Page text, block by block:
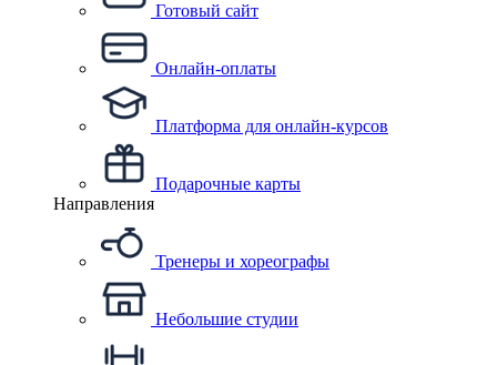
Готовый сайт
Онлайн-оплаты
Платформа для онлайн-курсов
Подарочные карты
Направления
Тренеры и хореографы
Небольшие студии